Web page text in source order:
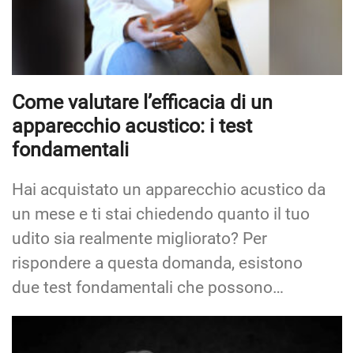
Come valutare l’efficacia di un
apparecchio acustico: i test
fondamentali
Hai acquistato un apparecchio acustico da
un mese e ti stai chiedendo quanto il tuo
udito sia realmente migliorato? Per
rispondere a questa domanda, esistono
due test fondamentali che possono…